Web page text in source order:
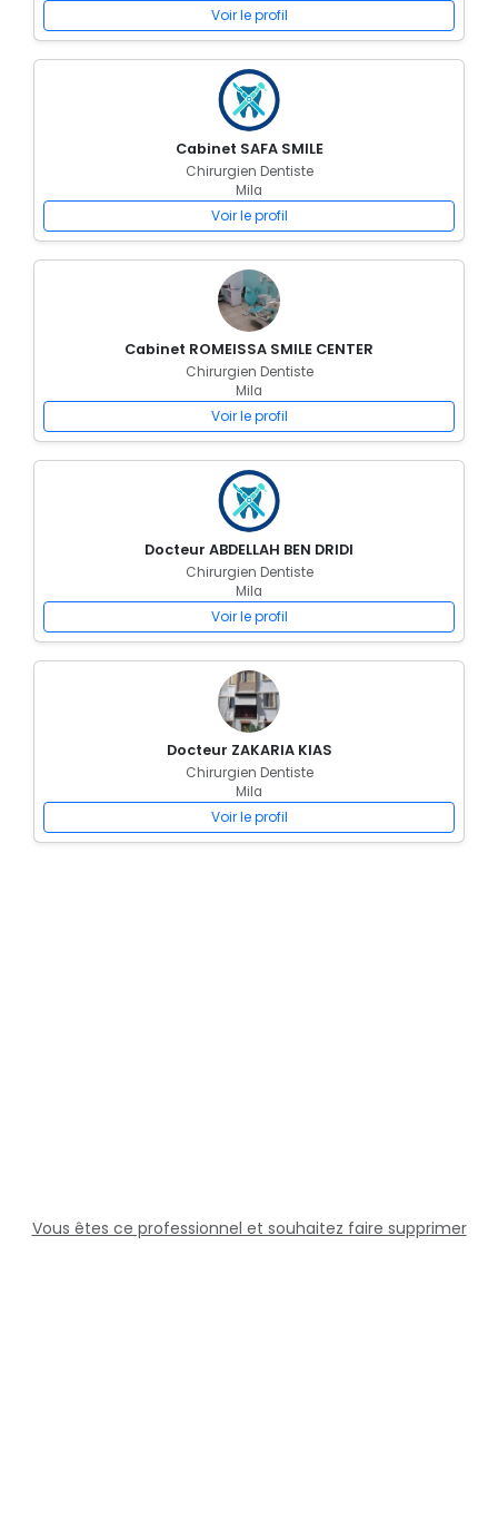
Voir le profil
Cabinet SAFA SMILE
Chirurgien Dentiste
Mila
Voir le profil
Cabinet ROMEISSA SMILE CENTER
Chirurgien Dentiste
Mila
Voir le profil
Docteur ABDELLAH BEN DRIDI
Chirurgien Dentiste
Mila
Voir le profil
Docteur ZAKARIA KIAS
Chirurgien Dentiste
Mila
Voir le profil
Vous êtes ce professionnel et souhaitez faire supprimer